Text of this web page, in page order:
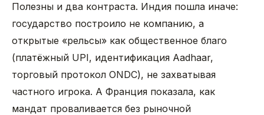
Полезны и два контраста. Индия пошла иначе:
государство построило не компанию, а
открытые «рельсы» как общественное благо
(платёжный UPI, идентификация Aadhaar,
торговый протокол ONDC), не захватывая
частного игрока. А Франция показала, как
мандат проваливается без рыночной